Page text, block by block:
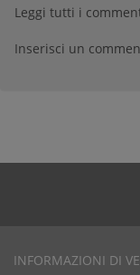
Leggi tutti i
Inserisci un
INFORMAZIONI DI